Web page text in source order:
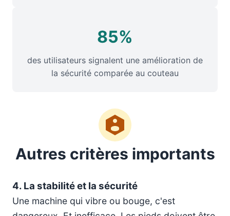
85%
des utilisateurs signalent une amélioration de
la sécurité comparée au couteau
Autres critères importants
4. La stabilité et la sécurité
Une machine qui vibre ou bouge, c'est